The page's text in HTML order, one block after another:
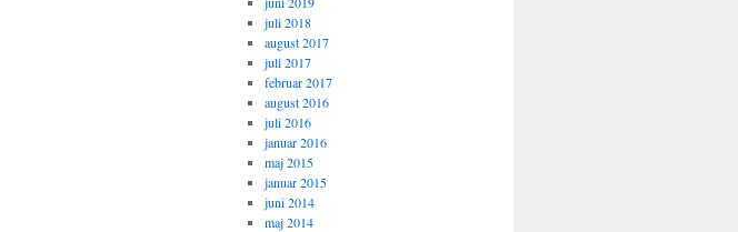
juli 2018
august 2017
juli 2017
februar 2017
august 2016
juli 2016
januar 2016
maj 2015
januar 2015
juni 2014
maj 2014